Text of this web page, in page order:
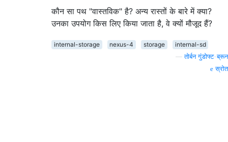
कौन सा पथ "वास्तविक" है? अन्य रास्तों के बारे में क्या?
उनका उपयोग किस लिए किया जाता है, वे क्यों मौजूद हैं?
internal-storage nexus-4 storage
internal-sd
—तोर्बन गुंडोफ्ट-ब्रून
स्रोत